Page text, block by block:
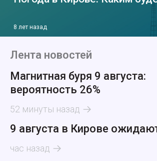
8 лет назад
Лента новостей
Магнитная буря 9 августа:
вероятность 26%
52 минуты назад
9 августа в Кирове
час назад